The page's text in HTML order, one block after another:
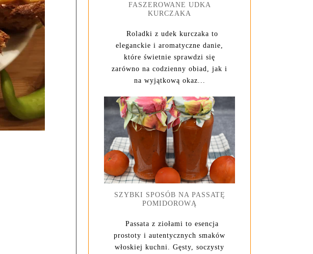
FASZEROWANE UDKA
KURCZAKA
Roladki z udek kurczaka to
eleganckie i aromatyczne danie,
które świetnie sprawdzi się
zarówno na codzienny obiad, jak i
na wyjątkową okaz...
SZYBKI SPOSÓB NA PASSATĘ
POMIDOROWĄ
Passata z ziołami to esencja
prostoty i autentycznych smaków
włoskiej kuchni. Gęsty, soczysty